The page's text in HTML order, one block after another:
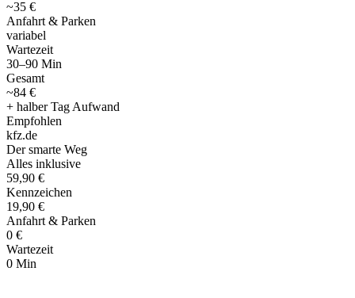
~35 €
Anfahrt & Parken
variabel
Wartezeit
30–90 Min
Gesamt
~84 €
+ halber Tag Aufwand
Empfohlen
kfz.de
Der smarte Weg
Alles inklusive
59,90 €
Kennzeichen
19,90 €
Anfahrt & Parken
0 €
Wartezeit
0 Min